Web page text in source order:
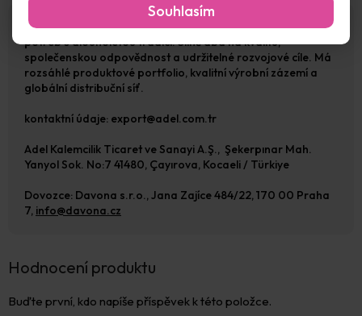
Souhlasím
Hodnocení produktu
Buďte první, kdo napíše příspěvek k této položce.
ADEL je etablovaný turecký výrobce školních a kreativních
potřeb s dlouholetou tradicí. Silně dbá na kvalitu,
společenskou odpovědnost a udržitelné rozvojové cíle. Má
rozsáhlé produktové portfolio, kvalitní výrobní zázemí a
globální distribuční síť.
kontaktní údaje: export@adel.com.tr
Adel Kalemcilik Ticaret ve Sanayi A.Ş., Şekerpınar Mah.
Yanyol Sok. No:7 41480, Çayırova, Kocaeli / Türkiye
Dovozce: Davona s.r.o., Jana Zajíce 484/22, 170 00 Praha
7, info@davona.cz